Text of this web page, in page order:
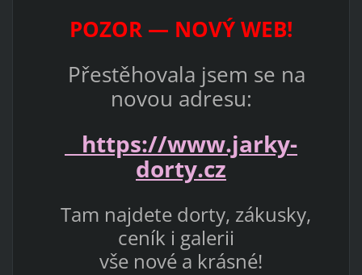
POZOR — NOVÝ WEB!
Přestěhovala jsem se na
novou adresu:
https://www.jarky-
dorty.cz
Tam najdete dorty, zákusky,
ceník i galerii
vše nové a krásné!